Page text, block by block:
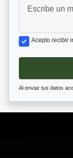
Acepto recibir
Al enviar tus datos